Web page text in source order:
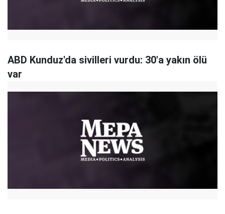
ABD Kunduz'da sivilleri vurdu: 30'a yakın ölü
var